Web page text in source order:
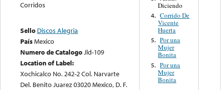
Corridos
Sello Discos Alegria
PaísMexico
Numero de CatalogoJld-109
Location of Label:
Xochicalco No. 242-2 Col. Narvarte
Del. Benito Juarez 03020 Mexico, D. F.
Diciendo
4. Corrido De
Vicente
Huerta
5. Por una
Mujer
Bonita
5. Por una
Mujer
Bonita